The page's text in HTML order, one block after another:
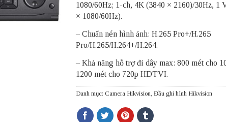
1080/60Hz; 1-ch, 4K (3840 × 2160)/30Hz, 1
× 1080/60Hz).
– Chuẩn nén hình ảnh: H.265 Pro+/H.265
Pro/H.265/H.264+/H.264.
– Khả năng hỗ trợ đi dây max: 800 mét cho
1200 mét cho 720p HDTVI.
Danh mục: Camera Hikvision, Đầu ghi hình Hikvision